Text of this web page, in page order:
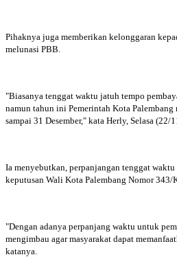
Pihaknya juga memberikan kelonggaran
melunasi PBB.
"Biasanya tenggat waktu jatuh tempo
namun tahun ini Pemerintah Kota
sampai 31 Desember," kata Herly, Selasa (22/
Ia menyebutkan, perpanjangan tenggat waktu
keputusan Wali Kota Palembang Nomor 343/
"Dengan adanya perpanjang waktu untuk
mengimbau agar masyarakat dapat
katanya.